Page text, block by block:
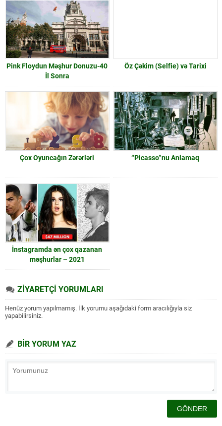
Pink Floydun Məşhur Donuzu-40
İl Sonra
Öz Çəkim (Selfie) və Tarixi
Çox Oyuncağın Zərərləri “Picasso”nu Anlamaq
İnstagramda ən çox qazanan
məşhurlar – 2021
ZİYARETÇİ YORUMLARI
Henüz yorum yapılmamış. İlk yorumu aşağıdaki form aracılığıyla siz
yapabilirsiniz.
BİR YORUM YAZ